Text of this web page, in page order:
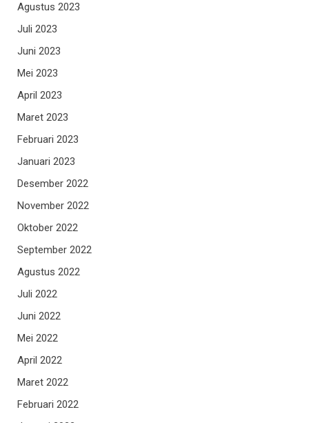
Agustus 2023
Juli 2023
Juni 2023
Mei 2023
April 2023
Maret 2023
Februari 2023
Januari 2023
Desember 2022
November 2022
Oktober 2022
September 2022
Agustus 2022
Juli 2022
Juni 2022
Mei 2022
April 2022
Maret 2022
Februari 2022